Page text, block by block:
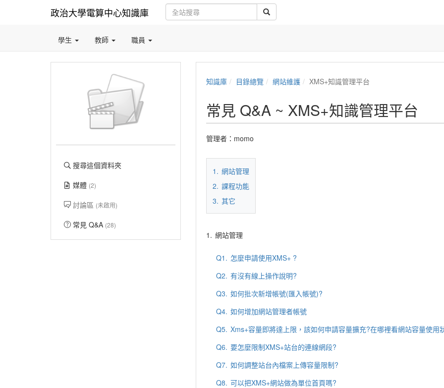
政治大學電算中心知識庫
學生 教師 職員
搜尋這個資料夾
媒體 (2)
討論區 (未啟用)
常見 Q&A (28)
知識庫 目錄總覽 網站維護 XMS+知識管理平台
常見 Q&A ~ XMS+知識管理平台
管理者： momo
1. 網站管理
2. 課程功能
3. 其它
1. 網站管理
Q1. 怎麼申請使用XMS+ ?
Q2. 有沒有線上操作說明?
Q3. 如何批次新增帳號(匯入帳號)?
Q4. 如何增加網站管理者帳號
Q5. Xms+容量即將達上限，該如何申請容量擴充?在哪裡看網站容量使用
Q6. 要怎麼限制XMS+站台的連線網段?
Q7. 如何調整站台內檔案上傳容量限制?
Q8. 可以把XMS+網站做為單位首頁嗎?